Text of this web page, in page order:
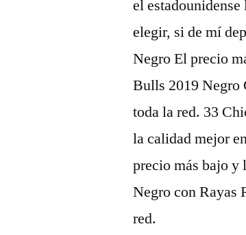
el
elegir, si de mí
Negro El precio
Bulls 2019 Negro
toda la red. 33
la calidad mejor
precio más bajo y
Negro con Rayas
red.